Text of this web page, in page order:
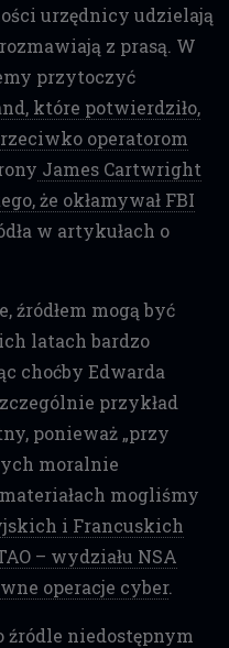
urzędnicy udzielają
z prasą. W
przytoczyć
które potwierdziło,
operatorom
James Cartwright
że okłamywał FBI
w artykułach o
mogą być
latach bardzo
choćby Edwarda
przykład
ponieważ „przy
moralnie
mogliśmy
i Francuskich
– wydziału NSA
operacje cyber.
źródle niedostępnym